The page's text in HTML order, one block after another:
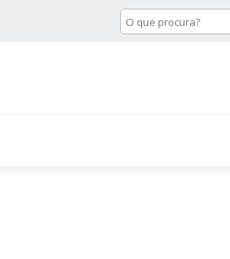
Pesquisa
de